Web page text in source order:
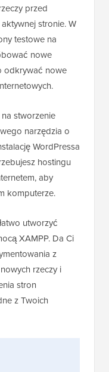
przed
stronie. W
testowe na
nowe
odkrywać nowe
stworzenie
narzędzia o
WordPressa
hostingu
aby
komputerze.
utworzyć
XAMPP. Da Ci
z
rzeczy i
stron
z Twoich